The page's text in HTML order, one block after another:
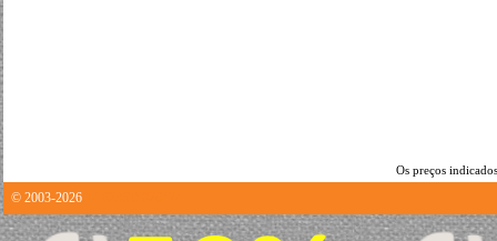
Os preços
© 2003-2026